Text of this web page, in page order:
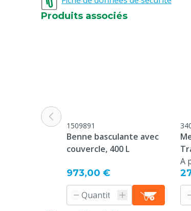
Poids
Spécificité par espèce
Produits associés
1509891
Benne basculante avec
couvercle, 400 L
973,00 €
A